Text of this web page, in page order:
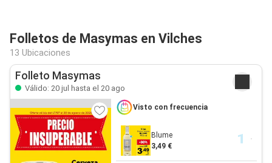
Folletos de Masymas en Vilches
13 Ubicaciones
Folleto Masymas
Válido: 20 jul hasta el 20 ago
Visto con frecuencia
Blume
3,49 €